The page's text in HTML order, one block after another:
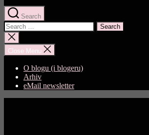
Search
Search
for:
Close
search
Close Menu
O blogu (i blogeru)
Arhiv
eMail newsletter